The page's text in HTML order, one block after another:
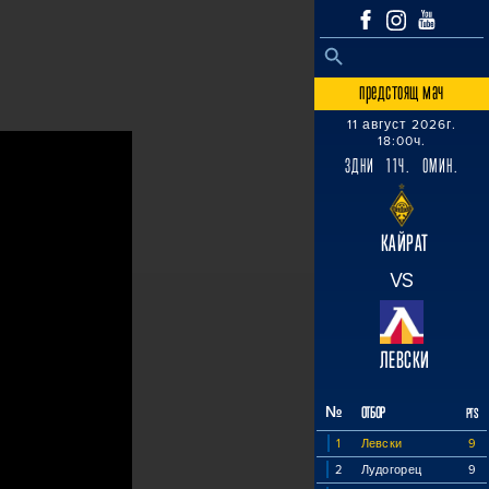
Search
SEARCH BUTTON
предстоящ мач
11 август 2026г.
18:00ч.
3ДНИ 11Ч. 0МИН.
КАЙРАТ
VS
ЛЕВСКИ
№ ОТБОР PTS
1 Левски
9
2
Лудогорец
9